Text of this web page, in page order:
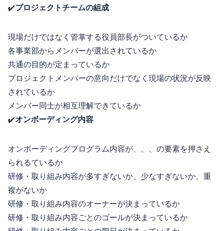
✔️プロジェクトチームの組成
現場だけではなく管掌する役員/部長がついているか
各事業部からメンバーが選出されているか
共通の目的が定まっているか
プロジェクトメンバーの意向だけでなく現場の状況が反映
されているか
メンバー同士が相互理解できているか
✔️オンボーディング内容
オンボーディングプログラム内容が、Welcome、Inform、Guideの3要素を押さえ
られるているか
研修・取り組み内容が多すぎないか、少なすぎないか、重
複がないか
研修・取り組み内容のオーナーが決まっているか
研修・取り組み内容ごとのゴールが決まっているか